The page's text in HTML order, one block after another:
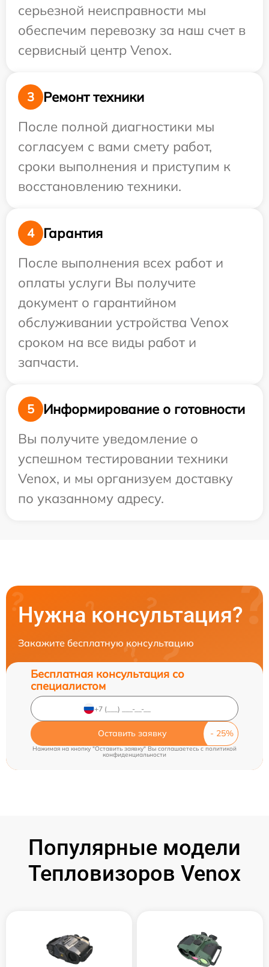
серьезной неисправности мы
обеспечим перевозку за наш счет в
сервисный центр Venox.
3
Ремонт техники
После полной диагностики мы
согласуем с вами смету работ,
сроки выполнения и приступим к
восстановлению техники.
4
Гарантия
После выполнения всех работ и
оплаты услуги Вы получите
документ о гарантийном
обслуживании устройства Venox
сроком на все виды работ и
запчасти.
5
Информирование о готовности
Вы получите уведомление о
успешном тестировании техники
Venox, и мы организуем доставку
по указанному адресу.
Нужна консультация?
Закажите бесплатную консультацию
Бесплатная консультация со
специалистом
Оставить заявку
Нажимая на кнопку "Оставить заявку" Вы соглашаетесь cполитикой
конфиденциальности
Популярные модели
Тепловизоров Venox